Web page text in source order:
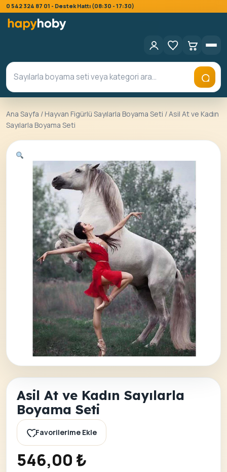
0 542 324 87 01 - Destek Hattı (08:30 - 17:30)
Ana Sayfa / Hayvan Figürlü Sayılarla Boyama Seti / Asil At ve Kadın
Sayılarla Boyama Seti
Asil At ve Kadın Sayılarla
Boyama Seti
Favorilerime Ekle
546,00 ₺